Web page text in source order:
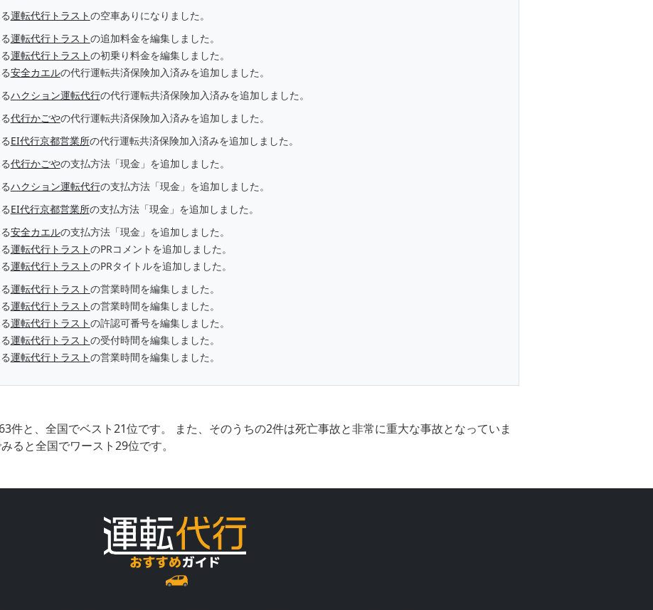
運転代行トラストの空車ありになりました。
運転代行トラストの追加料金を編集しました。
運転代行トラストの初乗り料金を編集しました。
安全カエルの代行運転共済保険加入済みを追加しました。
ハクション運転代行の代行運転共済保険加入済みを追加しました。
代行かごやの代行運転共済保険加入済みを追加しました。
EI代行京都営業所の代行運転共済保険加入済みを追加しました。
代行かごやの支払方法「現金」を追加しました。
ハクション運転代行の支払方法「現金」を追加しました。
EI代行京都営業所の支払方法「現金」を追加しました。
安全カエルの支払方法「現金」を追加しました。
運転代行トラストのPRコメントを追加しました。
運転代行トラストのPRタイトルを追加しました。
運転代行トラストの営業時間を編集しました。
運転代行トラストの営業時間を編集しました。
運転代行トラストの許認可番号を編集しました。
運転代行トラストの受付時間を編集しました。
運転代行トラストの営業時間を編集しました。
件と、全国でベスト21位です。 また、そのうちの2件は死亡事故と非常に重大な事故となっていま
ると全国でワースト29位です。